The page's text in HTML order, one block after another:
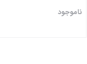
ناموجود